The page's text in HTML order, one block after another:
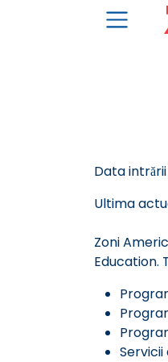
Data
Ultima
Zoni
Education.